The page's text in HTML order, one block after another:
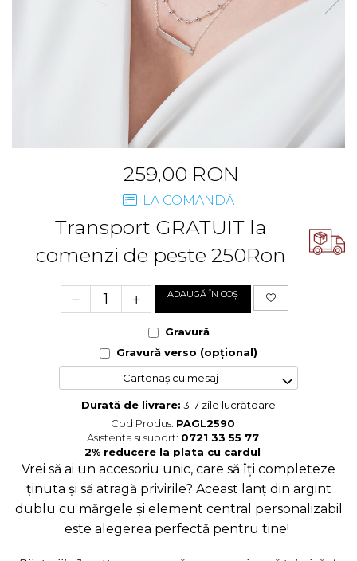
Seturi Brățări Personalizate
Seturi Lănțișoare Personalizate
Bijuterii Personalizate Spotify
CARD CADOU
Vrei să ai un accesoriu unic, care să îți completeze
ținuta și să atragă privirile? Aceast lanț din argint
dublu cu mărgele și element central personalizabil
este alegerea perfectă pentru tine!
Gravură
Gravură verso (opțional)
Cartonaș cu mesaj
Durată de livrare: 3-7 zile lucrătoare
259,00 RON
LA COMANDĂ
Transport GRATUIT la
comenzi de peste 250Ron
ADAUGĂ ÎN COȘ
Cod Produs: PAGL2590
Asistenta si suport: 0721 33 55 77